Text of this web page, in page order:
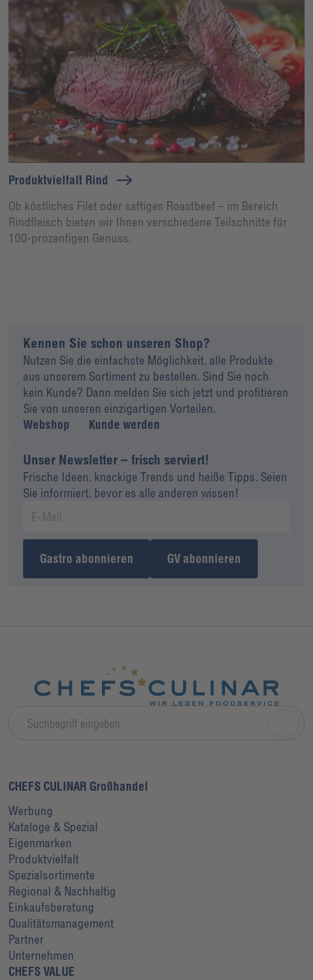
Produktvielfalt Rind
Ob köstliches Filet oder saftiges Roastbeef – im Bereich
Rindfleisch bieten wir Ihnen verschiedene Teilschnitte für
100-prozentigen Genuss.
Kennen Sie schon unseren Shop?
Nutzen Sie die einfachste Möglichkeit, alle Produkte
aus unserem Sortiment zu bestellen. Sind Sie noch
kein Kunde? Dann melden Sie sich jetzt und profitieren
Sie von unseren einzigartigen Vorteilen.
Webshop
Kunde werden
Unser Newsletter – frisch serviert!
Frische Ideen, knackige Trends und heiße Tipps. Seien
Sie informiert, bevor es alle anderen wissen!
Gastro abonnieren GV abonnieren
CHEFS CULINAR Großhandel
Werbung
Kataloge & Spezial
Eigenmarken
Produktvielfalt
Spezialsortimente
Regional & Nachhaltig
Einkaufsberatung
Qualitätsmanagement
Partner
Unternehmen
CHEFS VALUE